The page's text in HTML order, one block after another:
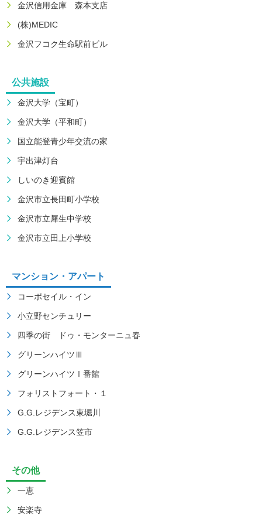
金沢信用金庫 森本支店
(株)MEDIC
金沢フコク生命駅前ビル
公共施設
金沢大学（宝町）
金沢大学（平和町）
国立能登青少年交流の家
宇出津灯台
しいのき迎賓館
金沢市立長田町小学校
金沢市立犀生中学校
金沢市立田上小学校
マンション・アパート
コーポセイル・イン
小立野センチュリー
四季の街 ドゥ・モンターニュ春
グリーンハイツⅢ
グリーンハイツⅠ番館
フォリストフォート・１
G.G.レジデンス東堀川
G.G.レジデンス笠市
その他
一恵
安楽寺